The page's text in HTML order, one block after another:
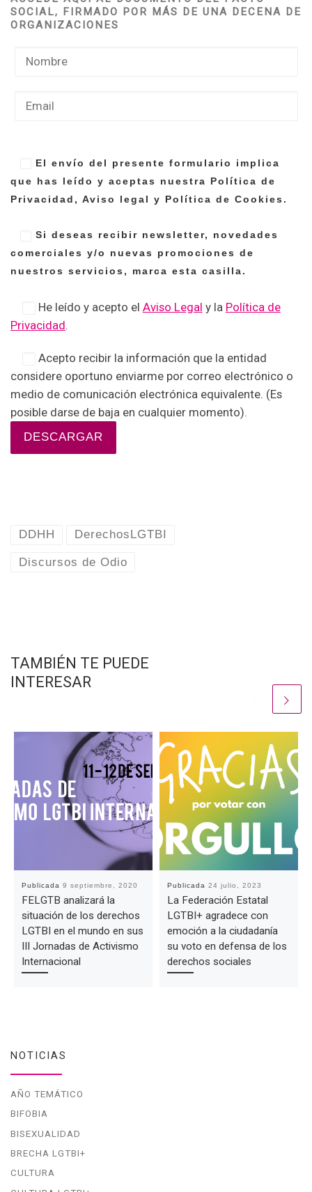
SOCIAL, FIRMADO POR MÁS DE UNA DECENA DE
ORGANIZACIONES
El envío del presente formulario implica
que has leído y aceptas nuestra Política de
Privacidad, Aviso legal y Política de Cookies.
Si deseas recibir newsletter, novedades
comerciales y/o nuevas promociones de
nuestros servicios, marca esta casilla.
He leído y acepto el Aviso Legal y la Política de
Privacidad.
Acepto recibir la información que la entidad
considere oportuno enviarme por correo electrónico o
medio de comunicación electrónica equivalente. (Es
posible darse de baja en cualquier momento).
DDHH DerechosLGTBI
Discursos de Odio
TAMBIÉN TE PUEDE
INTERESAR
Publicada 9 septiembre, 2020
FELGTB analizará la
situación de los derechos
LGTBI en el mundo en sus
III Jornadas de Activismo
Internacional
Publicada 24 julio, 2023
La Federación Estatal
LGTBI+ agradece con
emoción a la ciudadanía
su voto en defensa de los
derechos sociales
NOTICIAS
AÑO TEMÁTICO
BIFOBIA
BISEXUALIDAD
BRECHA LGTBI+
CULTURA